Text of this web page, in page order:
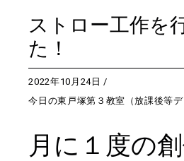
ストロー工作を
た！
2022年10月24日
今日の東戸塚第３教室（放課後等デ
月に１度の